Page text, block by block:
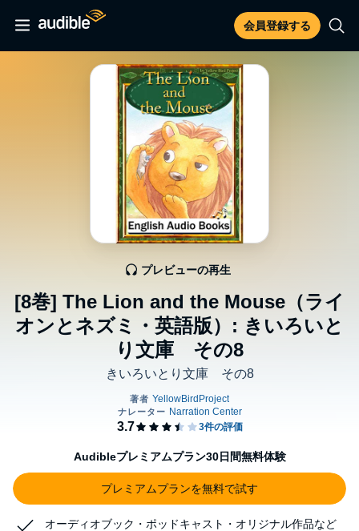
会員登録する
[8巻] The Lion and the Mouse（ライ
オンとネズミ・英語版）: きいろいと
り文庫 その8
きいろいとり文庫 その8
プレビューの再生
Audibleプレミアムプラン30日間無料体験
プレミアムプランを無料で試す
オーディオブック・ポッドキャスト・オリジナル作品など